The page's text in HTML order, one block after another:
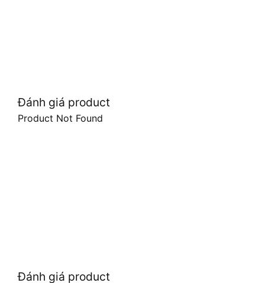
Đánh giá product
Product Not Found
Đánh giá product